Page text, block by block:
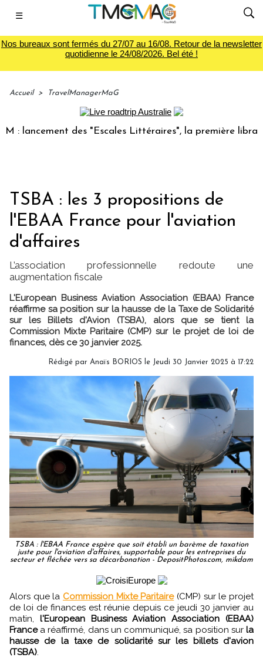
☰
Nos bureaux sont fermés du 27/07 au 16/08. Retour de la newsletter
quotidienne le 24/08/2026. Bel été !
Accueil > TravelManagerMaG
des "Escales Littéraires", la première librairie du
TSBA : les 3 propositions de
l'EBAA France pour l'aviation
d'affaires
L’association professionnelle redoute une
augmentation fiscale
L'European Business Aviation Association (EBAA) France
réaffirme sa position sur la hausse de la Taxe de Solidarité
sur les Billets d'Avion (TSBA), alors que se tient la
Commission Mixte Paritaire (CMP) sur le projet de loi de
finances, dès ce 30 janvier 2025.
Rédigé par Anaïs BORIOS le Jeudi 30 Janvier 2025 à 17:22
TSBA : l'EBAA France espère que soit établi un barème de taxation
juste pour l'aviation d'affaires, supportable pour les entreprises du
secteur et fléchée vers sa décarbonation - DepositPhotos.com, mikdam
Alors que la Commission Mixte Paritaire(CMP) sur le projet
de loi de finances est réunie depuis ce jeudi 30 janvier au
matin, l'European Business Aviation Association (EBAA)
Francea réaffirmé, dans un communiqué, sa position sur la
hausse de la taxe de solidarité sur les billets d'avion
(TSBA).